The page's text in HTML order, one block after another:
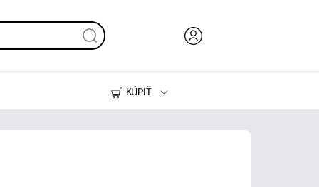
KÚPIŤ
Tlačiarne